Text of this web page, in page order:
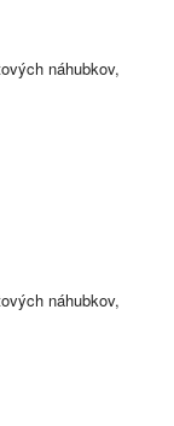
náhubkov,
náhubkov,